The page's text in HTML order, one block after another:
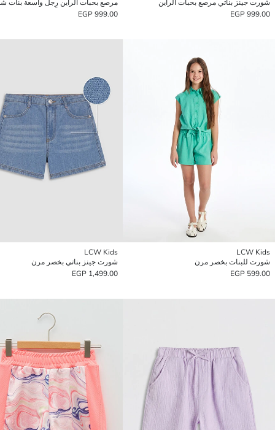
شورت جينز بناتي مرصع بحبات الراين
999.00 EGP
999.00 EGP
LCW Kids
شورت للبنات بخصر مرن
599.00 EGP
LCW Kids
شورت جينز بناتي بخصر مرن
1,499.00 EGP